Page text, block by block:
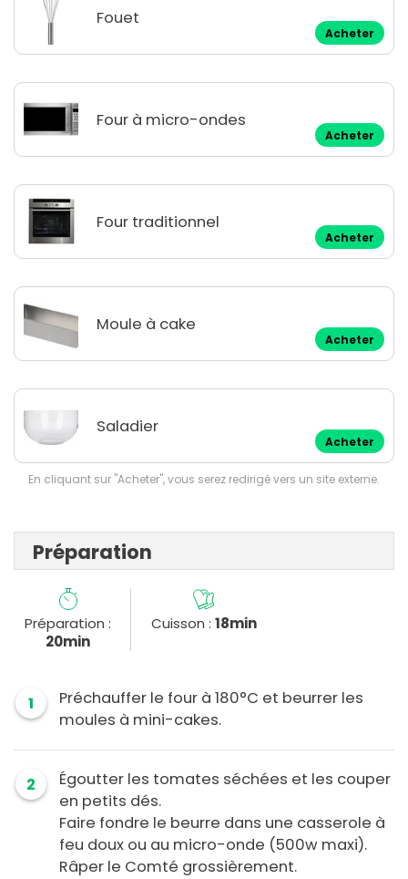
Fouet
Acheter
Four à micro-ondes
Acheter
Four traditionnel
Acheter
Moule à cake
Acheter
Saladier
Acheter
En cliquant sur "Acheter", vous serez redirigé vers un site externe.
Préparation
Préparation :
20min
Cuisson : 18min
1
Préchauffer le four à 180°C et beurrer les
moules à mini-cakes.
2
Égoutter les tomates séchées et les couper
en petits dés.
Faire fondre le beurre dans une casserole à
feu doux ou au micro-onde (500w maxi).
Râper le Comté grossièrement.